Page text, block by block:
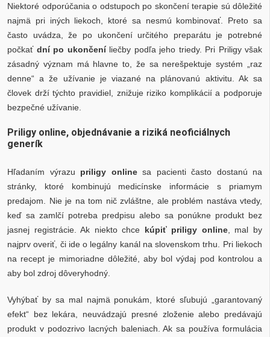
Niektoré odporúčania o odstupoch po skončení terapie sú dôležité
najmä pri iných liekoch, ktoré sa nesmú kombinovať. Preto sa
často uvádza, že po ukončení určitého preparátu je potrebné
počkať dní po ukončeníliečby podľa jeho triedy. Pri Priligy však
zásadný význam má hlavne to, že sa nerešpektuje systém „raz
denne“ a že užívanie je viazané na plánovanú aktivitu. Ak sa
človek drží týchto pravidiel, znižuje riziko komplikácií a podporuje
bezpečné užívanie.
Priligy online, objednávanie a riziká neoficiálnych
generík
Hľadaním výrazu priligy onlinesa pacienti často dostanú na
stránky, ktoré kombinujú medicínske informácie s priamym
predajom. Nie je na tom nič zvláštne, ale problém nastáva vtedy,
keď sa zamlčí potreba predpisu alebo sa ponúkne produkt bez
jasnej registrácie. Ak niekto chce kúpiť priligy online, mal by
najprv overiť, či ide o legálny kanál na slovenskom trhu. Pri liekoch
na recept je mimoriadne dôležité, aby bol výdaj pod kontrolou a
aby bol zdroj dôveryhodný.
Vyhýbať by sa mal najmä ponukám, ktoré sľubujú „garantovaný
efekt“ bez lekára, neuvádzajú presné zloženie alebo predávajú
produkt v podozrivo lacných baleniach. Ak sa používa formulácia